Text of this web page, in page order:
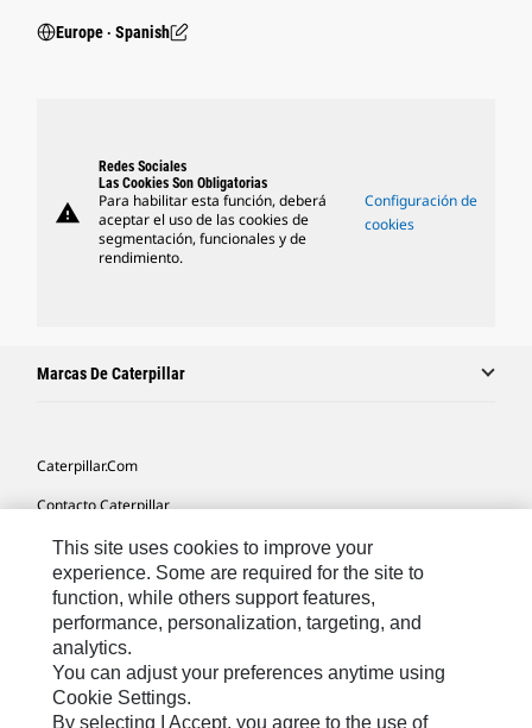
Europe ‧ Spanish
warning
Redes Sociales
Las Cookies Son Obligatorias
Para habilitar esta función, deberá
aceptar el uso de las cookies de
segmentación, funcionales y de
rendimiento.
Configuración de
cookies
Marcas De Caterpillar
Caterpillar.com
Contacto Caterpillar
Mis Preferencias De Marketing
Mapa Del Sitio
Cookie Settings
Aviso Legal
Privacidad
This site uses cookies to improve your
experience. Some are required for the site to
function, while others support features,
performance, personalization, targeting, and
analytics.
You can adjust your preferences anytime using
Cookie Settings.
By selecting I Accept, you agree to the use of